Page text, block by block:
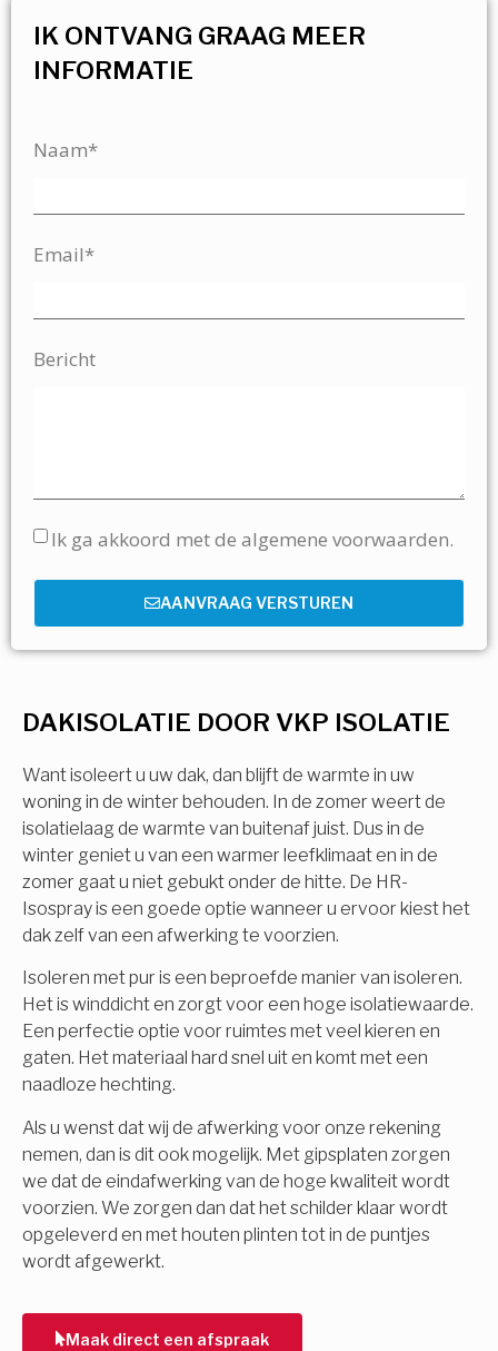
DAKISOLATIE DOOR VKP ISOLATIE
Want isoleert u uw dak, dan blijft de warmte in uw
woning in de winter behouden. In de zomer weert de
isolatielaag de warmte van buitenaf juist. Dus in de
winter geniet u van een warmer leefklimaat en in de
zomer gaat u niet gebukt onder de hitte. De HR-
Isospray is een goede optie wanneer u ervoor kiest het
dak zelf van een afwerking te voorzien.
Isoleren met pur is een beproefde manier van isoleren.
Het is winddicht en zorgt voor een hoge isolatiewaarde.
Een perfectie optie voor ruimtes met veel kieren en
gaten. Het materiaal hard snel uit en komt met een
naadloze hechting.
Als u wenst dat wij de afwerking voor onze rekening
nemen, dan is dit ook mogelijk. Met gipsplaten zorgen
we dat de eindafwerking van de hoge kwaliteit wordt
voorzien. We zorgen dan dat het schilder klaar wordt
opgeleverd en met houten plinten tot in de puntjes
wordt afgewerkt.
Maak direct een afspraak
IK ONTVANG GRAAG MEER
INFORMATIE
Naam*
Email*
Bericht
Ik ga akkoord met de algemene voorwaarden.
AANVRAAG VERSTUREN